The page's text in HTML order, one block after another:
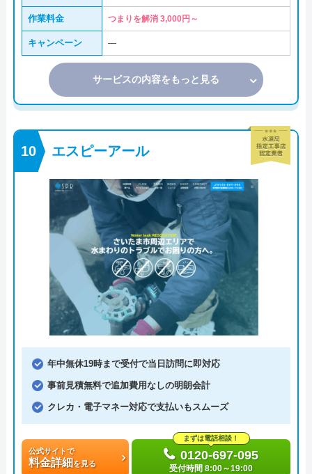
作業料金 つまりを解消 3,000円～
キャンペーン ―
サービスの内容をもっと見る
エスピーアール
年中無休19時まで受付で当日訪問に即対応
事前見積無料で追加費用なしの明朗会計
クレカ・電子マネー対応で支払いもスムーズ
公式サイトで
料金詳細 を見る
まずは電話相談！
0120-697-095
受付時間 8:00～19:00